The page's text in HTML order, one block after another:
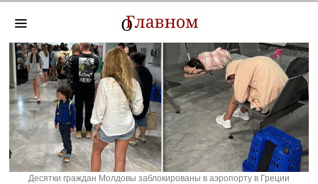
Десятки граждан Молдовы заблокированы в аэропорту в Греции